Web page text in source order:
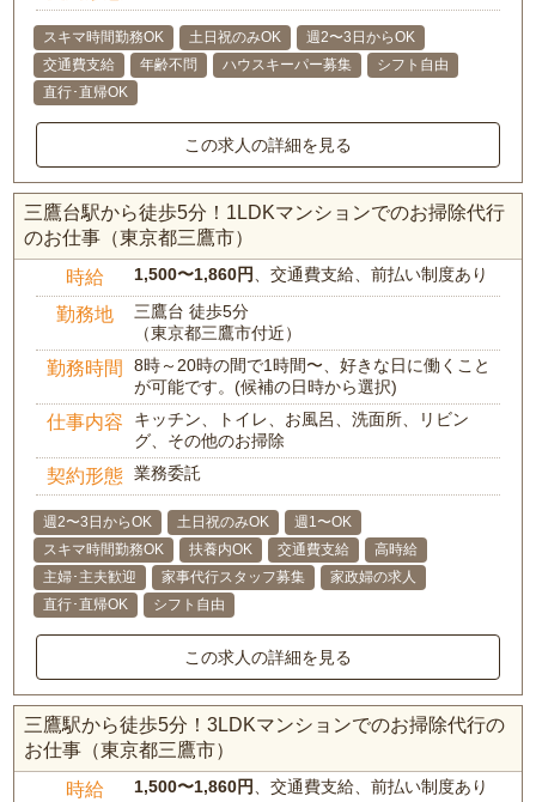
スキマ時間勤務OK 土日祝のみOK
週2〜3日からOK
交通費支給
年齢不問 ハウスキーパー募集
シフト自由
直行･直帰OK
この求人の詳細を見る
三鷹台駅から徒歩5分！1LDKマンションでのお掃除代行
のお仕事（東京都三鷹市）
時給 1,500〜1,860円、交通費支給、前払い制度あり
勤務地
三鷹台 徒歩5分
（東京都三鷹市付近）
勤務時間
8時～20時の間で1時間〜、好きな日に働くこと
が可能です。(候補の日時から選択)
仕事内容
キッチン、トイレ、お風呂、洗面所、リビン
グ、その他のお掃除
契約形態 業務委託
週2〜3日からOK 土日祝のみOK
週1〜OK
スキマ時間勤務OK
扶養内OK 交通費支給
高時給
主婦･主夫歓迎
家事代行スタッフ募集
家政婦の求人
直行･直帰OK
シフト自由
この求人の詳細を見る
三鷹駅から徒歩5分！3LDKマンションでのお掃除代行の
お仕事（東京都三鷹市）
時給 1,500〜1,860円、交通費支給、前払い制度あり